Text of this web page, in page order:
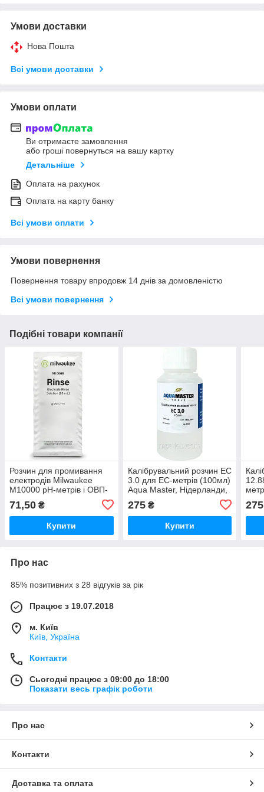
Умови доставки
Нова Пошта
Всі умови доставки
Умови оплати
Ви отримаєте замовлення
або гроші повернуться на вашу картку
Детальніше
Оплата на рахунок
Оплата на карту банку
Всі умови оплати
Умови повернення
Повернення товару впродовж 14 днів за домовленістю
Всі умови повернення
Подібні товари компанії
Розчин для промивання
електродів Milwaukee
M10000 pH-метрів і ОВП-
метрів, 20 мл, Угорщина
71,50 ₴
Купити
Калібрувальний розчин EC
3.0 для ЕС-метрів (100мл)
Aqua Master, Нідерланди,
275₴
Купити
275
Про нас
85% позитивних з 28 відгуків за рік
Працює з 19.07.2018
м. Київ
Київ, Україна
Контакти
Сьогодні працює з 09:00 до 18:00
Показати весь графік роботи
Про нас
Контакти
Доставка та оплата